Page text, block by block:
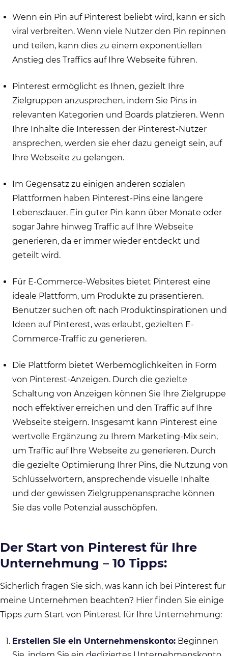
Wenn ein Pin auf Pinterest beliebt wird, kann er sich
viral verbreiten. Wenn viele Nutzer den Pin repinnen
und teilen, kann dies zu einem exponentiellen
Anstieg des Traffics auf Ihre Webseite führen.
Pinterest ermöglicht es Ihnen, gezielt Ihre
Zielgruppen anzusprechen, indem Sie Pins in
relevanten Kategorien und Boards platzieren. Wenn
Ihre Inhalte die Interessen der Pinterest-Nutzer
ansprechen, werden sie eher dazu geneigt sein, auf
Ihre Webseite zu gelangen.
Im Gegensatz zu einigen anderen sozialen
Plattformen haben Pinterest-Pins eine längere
Lebensdauer. Ein guter Pin kann über Monate oder
sogar Jahre hinweg Traffic auf Ihre Webseite
generieren, da er immer wieder entdeckt und
geteilt wird.
Für E-Commerce-Websites bietet Pinterest eine
ideale Plattform, um Produkte zu präsentieren.
Benutzer suchen oft nach Produktinspirationen und
Ideen auf Pinterest, was erlaubt, gezielten E-
Commerce-Traffic zu generieren.
Die Plattform bietet Werbemöglichkeiten in Form
von Pinterest-Anzeigen. Durch die gezielte
Schaltung von Anzeigen können Sie Ihre Zielgruppe
noch effektiver erreichen und den Traffic auf Ihre
Webseite steigern. Insgesamt kann Pinterest eine
wertvolle Ergänzung zu Ihrem Marketing-Mix sein,
um Traffic auf Ihre Webseite zu generieren. Durch
die gezielte Optimierung Ihrer Pins, die Nutzung von
Schlüsselwörtern, ansprechende visuelle Inhalte
und der gewissen Zielgruppenansprache können
Sie das volle Potenzial ausschöpfen.
Der Start von Pinterest für Ihre
Unternehmung – 10 Tipps:
Sicherlich fragen Sie sich, was kann ich bei Pinterest für
meine Unternehmen beachten? Hier finden Sie einige
Tipps zum Start von Pinterest für Ihre Unternehmung:
Erstellen Sie ein Unternehmenskonto: Beginnen